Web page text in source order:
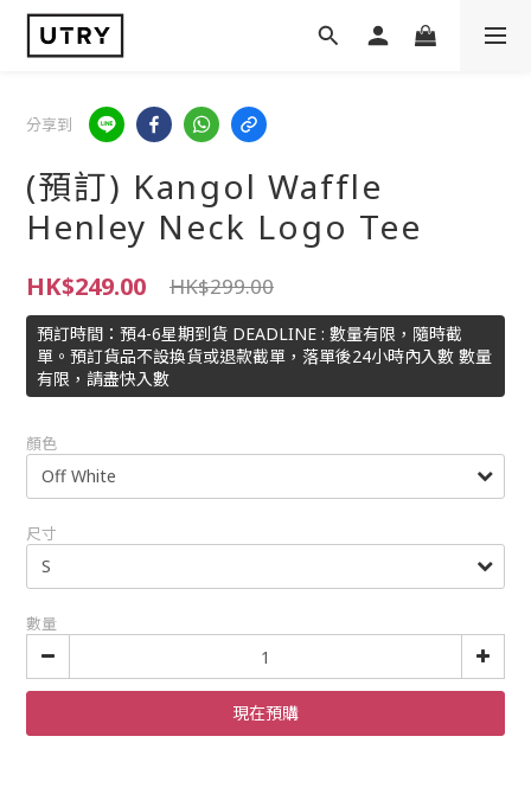
分享到
(預訂) Kangol Waffle
Henley Neck Logo Tee
HK$249.00 HK$299.00
預訂時間：預4-6星期到貨 DEADLINE : 數量有限，隨時截
單。預訂貨品不設換貨或退款截單，落單後24小時內入數 數量
有限，請盡快入數
顏色
尺寸
數量
現在預購